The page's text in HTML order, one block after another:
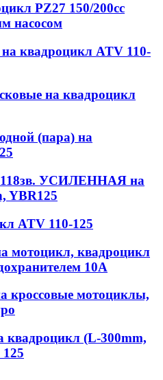
PZ27 150/200сс
насосом
квадроцикл ATV 110-
на квадроцикл
(пара) на
УСИЛЕННАЯ на
YBR125
ATV 110-125
мотоцикл, квадроцикл
10А
кроссовые мотоциклы,
квадроцикл (L-300mm,